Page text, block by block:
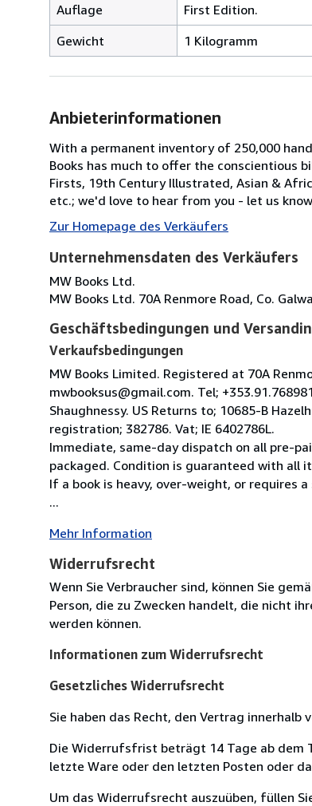
Auflage
First Edition.
Gewicht
1 Kilogramm
Anbieterinformationen
With a permanent inventory of 250,000
Books has much to offer the conscientious
Firsts, 19th Century Illustrated, Asian &
etc.; we'd love to hear from you - let us
Zur Homepage des Verkäufers
Unternehmensdaten des Verkäufers
MW Books Ltd.
MW Books Ltd. 70A Renmore Road, Co.
Geschäftsbedingungen und
Verkaufsbedingungen
MW Books Limited. Registered at 70A
mwbooksus@gmail.com. Tel;
Shaughnessy. US Returns to; 10685-B
registration; 382786. Vat; IE 6402786L.
Immediate, same-day dispatch on all pre-
packaged. Condition is guaranteed with all
If a book is heavy, over-weight, or requires
...
Mehr Information
Widerrufsrecht
Wenn Sie Verbraucher sind, können Sie
Person, die zu Zwecken handelt, die nicht
werden können.
Informationen zum Widerrufsrecht
Gesetzliches Widerrufsrecht
Sie haben das Recht, den Vertrag innerhalb
Die Widerrufsfrist beträgt 14 Tage ab dem
letzte Ware oder den letzten Posten oder
Um das Widerrufsrecht auszuüben, füllen